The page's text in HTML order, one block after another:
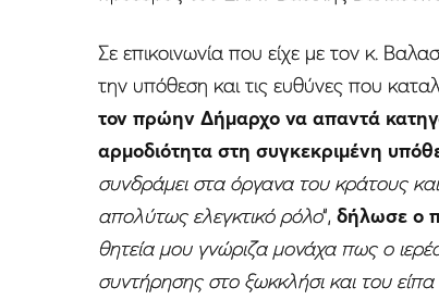
Σε επικοινωνία που είχε με τον κ.
την υπόθεση και τις ευθύνες που
τον πρώην Δήμαρχο να απαντά
αρμοδιότητα στη συγκεκριμένη
συνδράμει στα όργανα του κράτους
απολύτως ελεγκτικό ρόλο“, δήλωσε ο
θητεία μου γνώριζα μονάχα πως ο
συντήρησης στο ξωκκλήσι και του